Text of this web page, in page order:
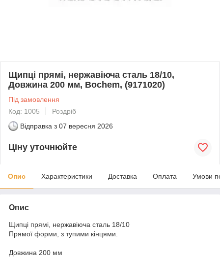
Щипці прямі, нержавіюча сталь 18/10,
Довжина 200 мм, Bochem, (9171020)
Під замовлення
Код: 1005
Роздріб
Відправка з 07 вересня 2026
Ціну уточнюйте
Опис Характеристики Доставка Оплата Умови
Опис
Щипці прямі, нержавіюча сталь 18/10
Прямої форми, з тупими кінцями.
Довжина 200 мм